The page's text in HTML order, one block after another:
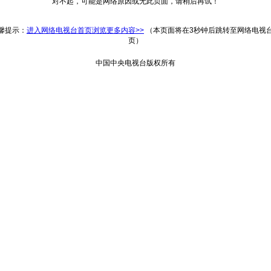
提示： 进入网络电视台首页浏览更多内容>> （本页面将在3秒钟后跳转至网络电视
页）
中国中央电视台版权所有